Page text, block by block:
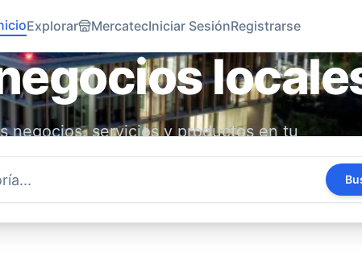
Explorar MercatecIniciar SesiónRegistrarse
negocios, servicios y productos en tu
emprendedores locales y apoya tu